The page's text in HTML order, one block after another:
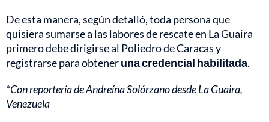
De esta manera, según detalló, toda persona que
quisiera sumarse a las labores de rescate en La Guaira
primero debe dirigirse al Poliedro de Caracas y
registrarse para obteneruna credencial habilitada.
*Con reportería de Andreína Solórzano desde La Guaira,
Venezuela